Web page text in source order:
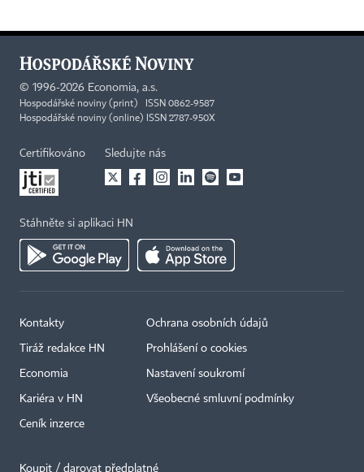
© 1996-2026 Economia, a.s.
Hospodářské noviny (print) ISSN 0862-9587
Hospodářské noviny (online) ISSN 2787-950X
Certifikováno Sledujte nás
Stáhněte si aplikaci HN
Kontakty
Tiráž redakce HN
Economia
Kariéra v HN
Ceník inzerce
Ochrana osobních údajů
Prohlášení o cookies
Nastavení soukromí
Všeobecné smluvní podmínky
Koupit / darovat předplatné